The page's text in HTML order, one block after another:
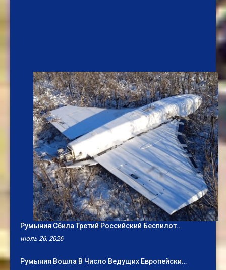
Румыния Сбила Третий Российский Беспилот…
июль 26, 2026
Румыния Вошла В Число Ведущих Европейски…